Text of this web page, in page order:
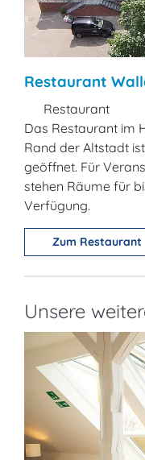
Restaurant
Restaurant
Das Restaurant im
Rand der Altstadt
geöffnet. Für
stehen Räume für
Verfügung.
Zum Restaurant
Unsere